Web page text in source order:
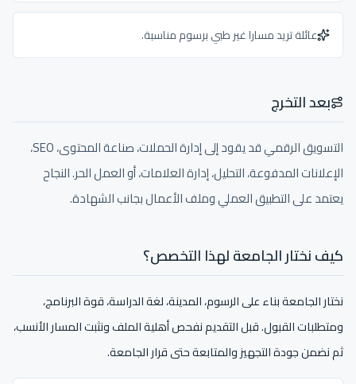
عائلة تريد مسارا غير طبي برسوم مناسبة.
بعد التخرج
التسويق الرقمي قد يقود إلى إدارة الحملات، صناعة المحتوى، SEO،
الإعلانات المدفوعة، التحليل، إدارة العلامات، أو العمل الحر. النجاح
يعتمد على التطبيق العملي وملف الأعمال بجانب الشهادة.
كيف نختار الجامعة لهذا التخصص؟
نختار الجامعة بناء على الرسوم، المدينة، لغة الدراسة، قوة البرنامج،
ومتطلبات القبول. قبل التقديم نفحص أهلية الملف ونثبت المسار الأنسب،
ثم نضمن جودة التجهيز والمتابعة حتى قرار الجامعة.